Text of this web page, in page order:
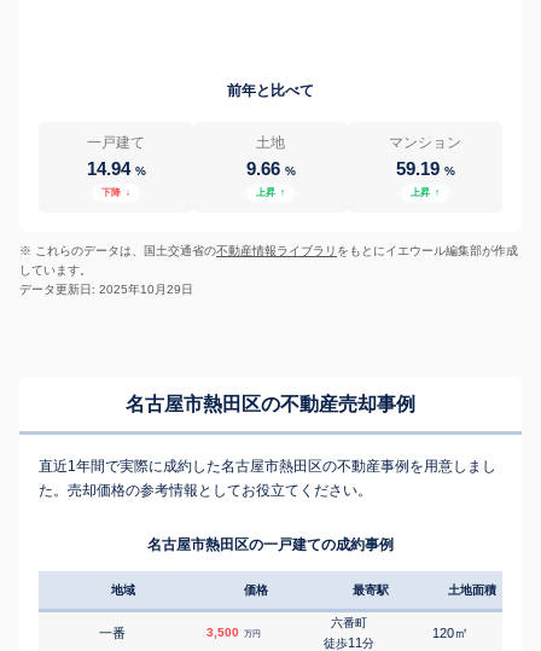
前年と比べて
一戸建て
14.94 %
下降 ↓
土地
9.66 %
上昇 ↑
マンション
59.19 %
上昇 ↑
※ これらのデータは、国土交通省の不動産情報ライブラリ をもとにイエウール編集部が作成
しています。
データ更新日: 2025年10月29日
名古屋市熱田区の不動産売却事例
直近1年間で実際に成約した名古屋市熱田区の不動産事例を用意しまし
た。売却価格の参考情報としてお役立てください。
名古屋市熱田区の一戸建ての成約事例
地域 価格 最寄駅 土地面積
一番 3,500 万円
六番町
徒歩11分
120㎡